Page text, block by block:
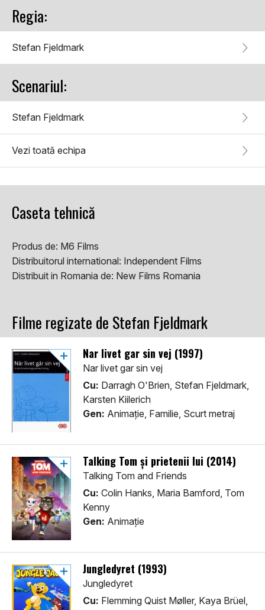
Regia:
Stefan Fjeldmark
Scenariul:
Stefan Fjeldmark
Vezi toată echipa
Caseta tehnică
Produs de: M6 Films
Distribuitorul international: Independent Films
Distribuit in Romania de: New Films Romania
Filme regizate de Stefan Fjeldmark
Nar livet gar sin vej (1997)
Nar livet gar sin vej
Cu: Darragh O'Brien, Stefan Fjeldmark,
Karsten Kiilerich
Gen: Animaţie, Familie, Scurt metraj
Talking Tom și prietenii lui (2014)
Talking Tom and Friends
Cu: Colin Hanks, Maria Bamford, Tom
Kenny
Gen: Animaţie
Jungledyret (1993)
Jungledyret
Cu: Flemming Quist Møller, Kaya Brüel,